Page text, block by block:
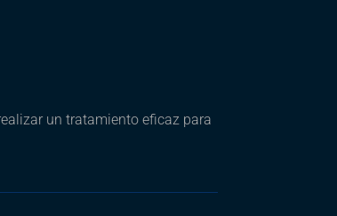
un tratamiento eficaz para